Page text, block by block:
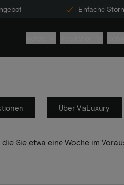
Einfache
Über ViaLuxury
Sie etwa eine Woche im